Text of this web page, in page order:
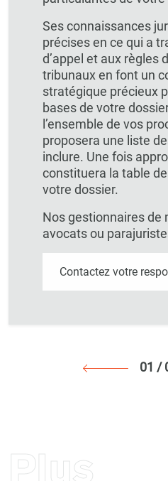
Ses connaissances
précises en ce qui a
d’appel et aux règles
tribunaux en font un
stratégique précieux
bases de votre
l’ensemble de vos
proposera une liste
inclure. Une fois
constituera la table
votre dossier.
Nos gestionnaires de
avocats ou
Contactez votre
01 /
Plus